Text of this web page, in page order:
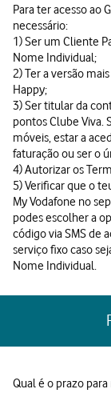
Para ter acesso ao
necessário:
1) Ser um Cliente
Nome Individual;
2) Ter a versão
Happy;
3) Ser titular da
pontos Clube Viva.
móveis, estar a
faturação ou ser o
4) Autorizar os
5) Verificar que o
My Vodafone no
podes escolher a
código via SMS de
serviço fixo caso
Nome Individual.
Qual é o prazo